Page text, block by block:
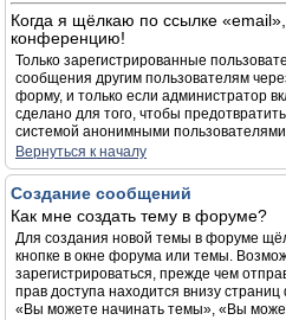
Когда я щёлкаю по ссылке
конференцию!
Только зарегистрированные
сообщения другим пользователям
форму, и только если администратор
сделано для того, чтобы
системой анонимными
Вернуться к началу
Создание сообщений
Как мне создать тему в форуме?
Для создания новой темы в форуме
кнопке в окне форума или темы.
зарегистрироваться, прежде чем
прав доступа находится внизу
«Вы можете начинать темы», «Вы